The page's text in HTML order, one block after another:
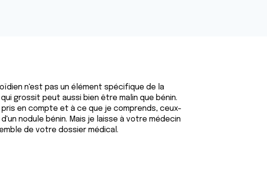
n'est pas un élément spécifique de la
grossit peut aussi bien être malin que bénin.
en compte et à ce que je comprends, ceux-
nodule bénin. Mais je laisse à votre médecin
de votre dossier médical.